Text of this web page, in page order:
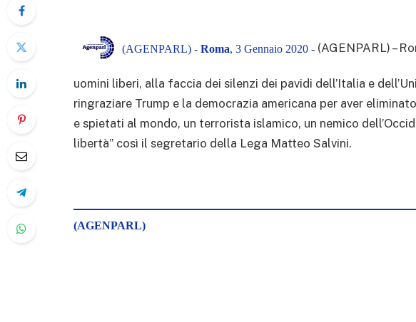
(AGENPARL) - Roma, 3 Gennaio 2020 - (AGENPARL) –
uomini liberi, alla faccia dei silenzi dei pavidi dell’Italia e
ringraziare Trump e la democrazia americana per aver
e spietati al mondo, un terrorista islamico, un nemico
libertà” così il segretario della Lega Matteo Salvini.
(AGENPARL)